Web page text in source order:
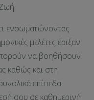
ενσωματώνοντας
μελέτες έριξαν
να βοηθήσουν
καθώς και στη
επίπεδα
σου σε καθημερινή